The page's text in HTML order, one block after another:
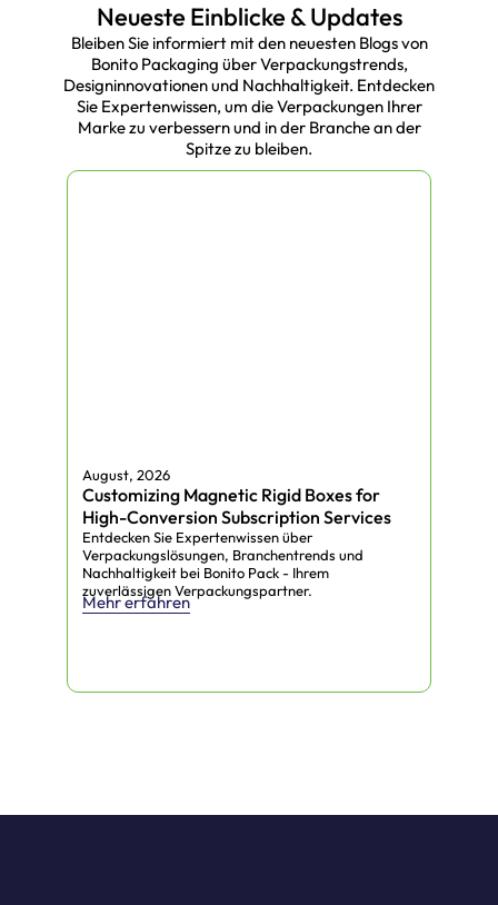
Neueste Einblicke & Updates
Bleiben Sie informiert mit den neuesten Blogs von
Bonito Packaging über Verpackungstrends,
Designinnovationen und Nachhaltigkeit. Entdecken
Sie Expertenwissen, um die Verpackungen Ihrer
Marke zu verbessern und in der Branche an der
Spitze zu bleiben.
August, 2026
Customizing Magnetic Rigid Boxes for
High-Conversion Subscription Services
Entdecken Sie Expertenwissen über
Verpackungslösungen, Branchentrends und
Nachhaltigkeit bei Bonito Pack - Ihrem
zuverlässigen Verpackungspartner.
Mehr erfahren